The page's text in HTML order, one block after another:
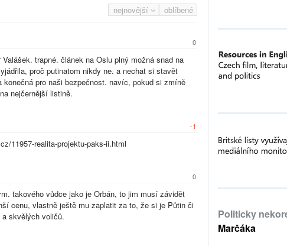
nejnovější oblíbené
0
trapné. článek na Oslu plný možná snad na
proč putinatom nikdy ne. a nechat si stavět
pro naši bezpečnost. navíc, pokud si zmíně
nejčernější listině.
-1
11957-realita-projektu-paks-ii.html
0
takového vůdce jako je Orbán, to jim musí závidět
cenu, vlastně ještě mu zaplatit za to, že si je Půtin či
skvělých voličů.
Politicky
Marčáka